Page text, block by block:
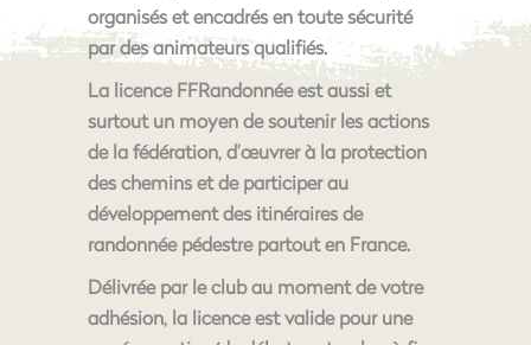
organisés et encadrés en toute sécurité
par des animateurs qualifiés.
La licence FFRandonnée est aussi et
surtout un moyen de soutenir les actions
de la fédération, d’œuvrer à la protection
des chemins et de participer au
développement des itinéraires de
randonnée pédestre partout en France.
Délivrée par le club au moment de votre
adhésion, la licence est valide pour une